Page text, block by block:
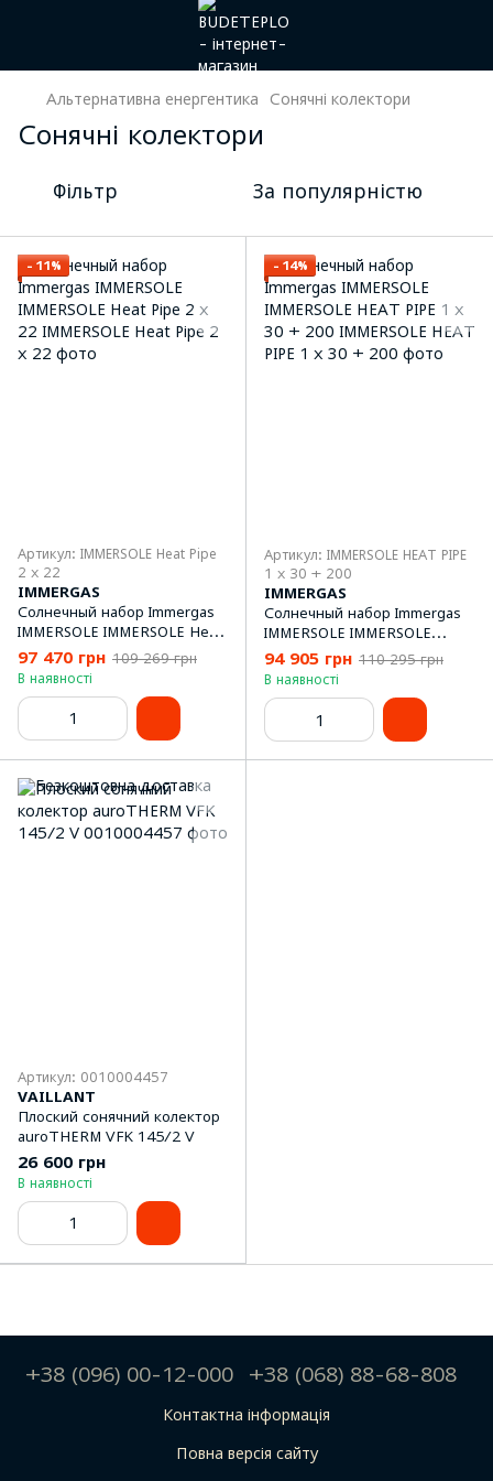
Альтернативна енергентика Сонячні колектори
Сонячні колектори
Фільтр За популярністю
−11%
Артикул: IMMERSOLE Heat Pipe
2 х 22
IMMERGAS
Солнечный набор Immergas
IMMERSOLE IMMERSOLE Heat
Pipe 2 х 22
97 470 грн 109 269 грн
В наявності
−14%
Артикул: IMMERSOLE HEAT PIPE
1 х 30 + 200
IMMERGAS
Солнечный набор Immergas
IMMERSOLE IMMERSOLE
HEAT PIPE 1 х 30 + 200
94 905 грн 110 295 грн
В наявності
Артикул: 0010004457
VAILLANT
Плоский сонячний колектор
auroTHERM VFK 145/2 V
26 600 грн
В наявності
+38 (096) 00-12-000 +38 (068) 88-68-808
Контактна інформація
Повна версія сайту